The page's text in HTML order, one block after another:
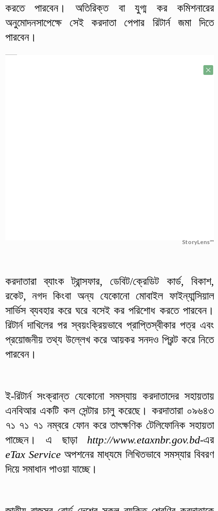
করতে পারবেন। অতিরিক্ত বা যুগ্ম কর কমিশনারের
অনুমোদনসাপেক্ষে সেই করদাতা পেপার রিটার্ন জমা দিতে
পারবেন।
StoryLens™
করদাতারা ব্যাংক ট্রান্সফার, ডেবিট/ক্রেডিট কার্ড, বিকাশ,
রকেট, নগদ কিংবা অন্য যেকোনো মোবাইল ফাইন্যান্সিয়াল
সার্ভিস ব্যবহার করে ঘরে বসেই কর পরিশোধ করতে পারবেন।
রিটার্ন দাখিলের পর স্বয়ংক্রিয়ভাবে প্রাপ্তিস্বীকার পত্র এবং
প্রয়োজনীয় তথ্য উল্লেখ করে আয়কর সনদও প্রিন্ট করে নিতে
পারবেন।
ই-রিটার্ন সংক্রান্ত যেকোনো সমস্যায় করদাতাদের সহায়তায়
এনবিআর একটি কল সেন্টার চালু করেছে। করদাতারা ০৯৬৪৩
৭১ ৭১ ৭১ নম্বরে ফোন করে তাৎক্ষণিক টেলিফোনিক সহায়তা
পাচ্ছেন। এ ছাড়া http://www.etaxnbr.gov.bd-এর
eTax Serviceঅপশনের মাধ্যমে লিখিতভাবে সমস্যার বিবরণ
দিয়ে সমাধান পাওয়া যাচ্ছে।